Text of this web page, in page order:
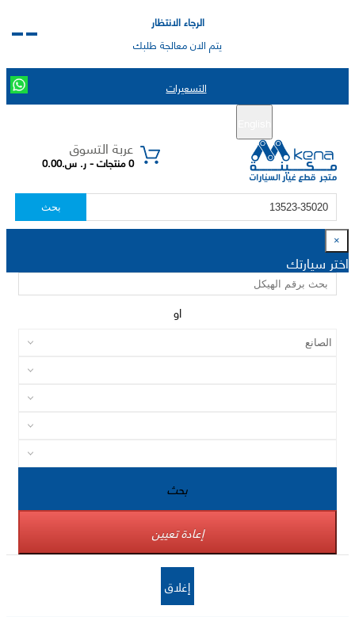
الرجاء الانتظار
يتم الان معالجة طلبك
التسعيرات
عربة التسوق
0 منتجات - ر. س.0.00
بحث
×
اختر سيارتك
او
بحث
إعادة تعيين
إغلاق